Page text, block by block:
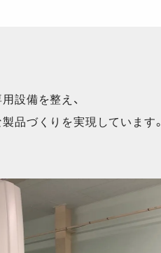
設備を整え、
品づくりを実現しています。